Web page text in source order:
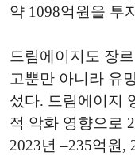
약 1098억원을 투
드림에이지도 장
고뿐만 아니라 유
섰다. 드림에이지
적 악화 영향으로
2023년 –235억원,